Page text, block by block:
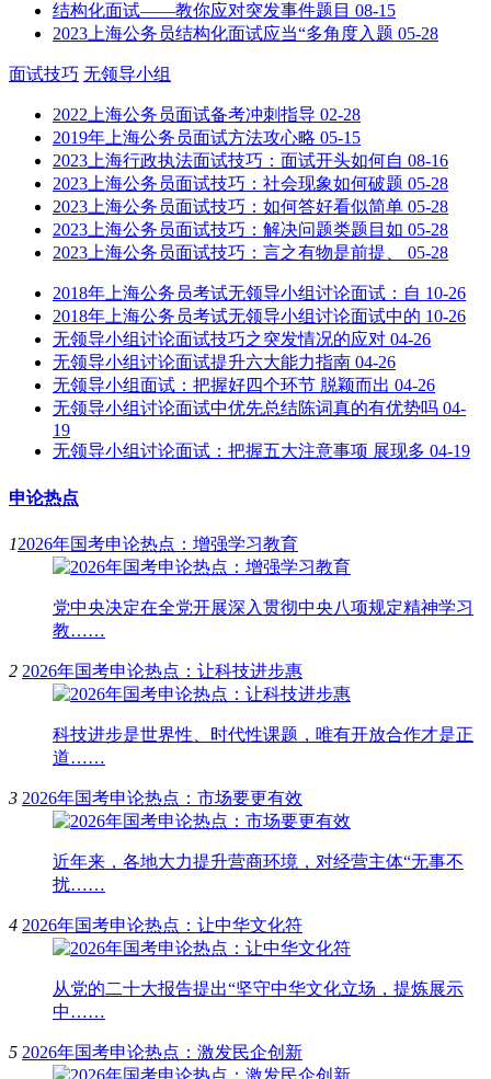
结构化面试——教你应对突发事件题目 08-15
2023上海公务员结构化面试应当“多角度入题 05-28
面试技巧 无领导小组
2022上海公务员面试备考冲刺指导 02-28
2019年上海公务员面试方法攻心略 05-15
2023上海行政执法面试技巧：面试开头如何自 08-16
2023上海公务员面试技巧：社会现象如何破题 05-28
2023上海公务员面试技巧：如何答好看似简单 05-28
2023上海公务员面试技巧：解决问题类题目如 05-28
2023上海公务员面试技巧：言之有物是前提、 05-28
2018年上海公务员考试无领导小组讨论面试：自 10-26
2018年上海公务员考试无领导小组讨论面试中的 10-26
无领导小组讨论面试技巧之突发情况的应对 04-26
无领导小组讨论面试提升六大能力指南 04-26
无领导小组面试：把握好四个环节 脱颖而出 04-26
无领导小组讨论面试中优先总结陈词真的有优势吗 04-
19
无领导小组讨论面试：把握五大注意事项 展现多 04-19
申论热点
12026年国考申论热点：增强学习教育
党中央决定在全党开展深入贯彻中央八项规定精神学习
教……
2 2026年国考申论热点：让科技进步惠
科技进步是世界性、时代性课题，唯有开放合作才是正
道……
3 2026年国考申论热点：市场要更有效
近年来，各地大力提升营商环境，对经营主体“无事不
扰……
4 2026年国考申论热点：让中华文化符
从党的二十大报告提出“坚守中华文化立场，提炼展示
中……
5 2026年国考申论热点：激发民企创新